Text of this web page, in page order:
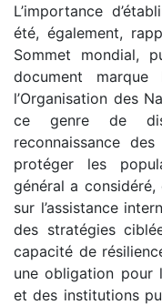
L’importance
été, également,
Sommet mondial,
document
l’Organisation des
ce genre de
reconnaissance
protéger les
général a
sur l’assistance
des stratégies
capacité de
une obligation pour
et des institutions